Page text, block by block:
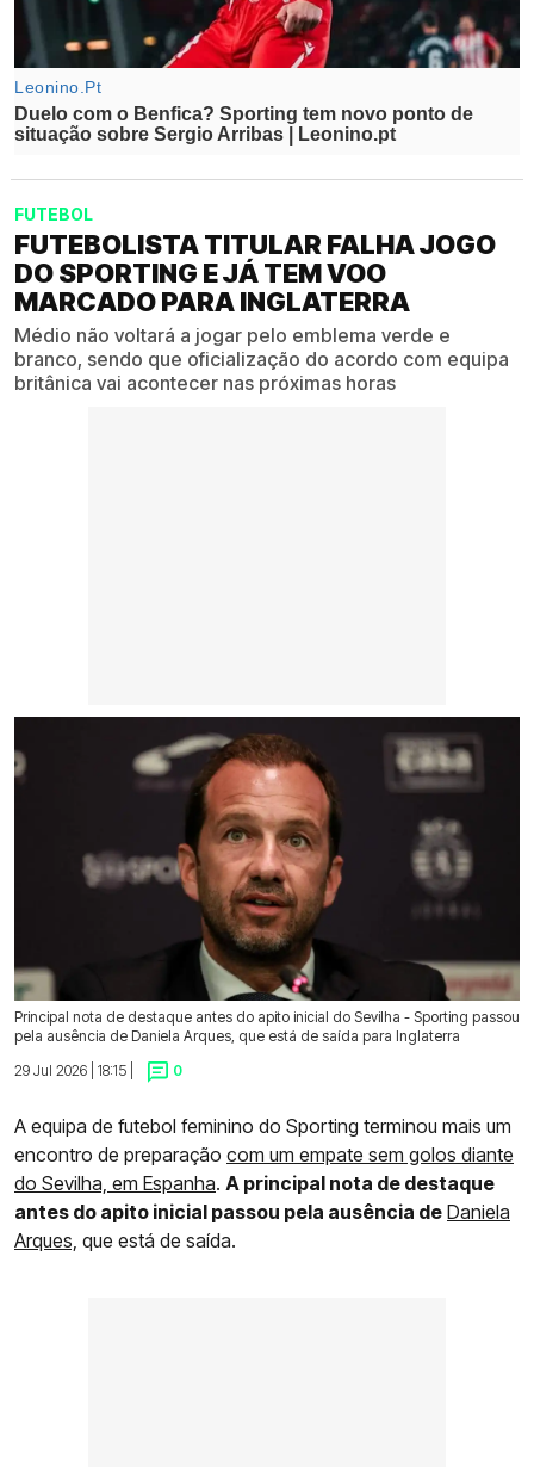
FUTEBOL
FUTEBOLISTA TITULAR FALHA JOGO
DO SPORTING E JÁ TEM VOO
MARCADO PARA INGLATERRA
Médio não voltará a jogar pelo emblema verde e
branco, sendo que oficialização do acordo com equipa
britânica vai acontecer nas próximas horas
Principal nota de destaque antes do apito inicial do Sevilha - Sporting passou
pela ausência de Daniela Arques, que está de saída para Inglaterra
29 Jul 2026 | 18:15 |
0
A equipa de futebol feminino do Sporting terminou mais um
encontro de preparação com um empate sem golos diante
do Sevilha, em Espanha. A principal nota de destaque
antes do apito inicial passou pela ausência de Daniela
Arques, que está de saída.